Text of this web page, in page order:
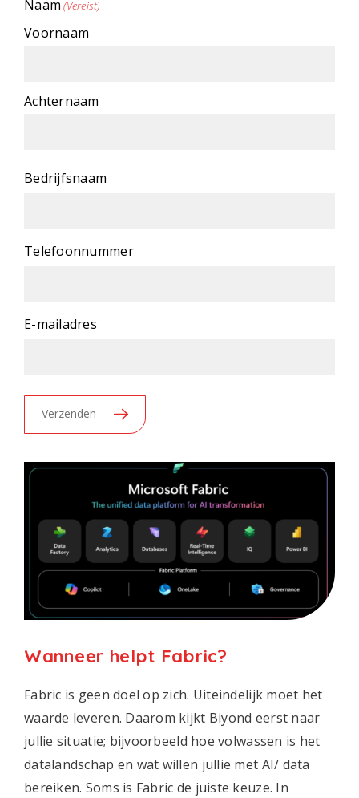
Naam (Vereist)
Voornaam
Achternaam
Bedrijfsnaam
Telefoonnummer
E-mailadres
Verzenden
Wanneer helpt Fabric?
Fabric is geen doel op zich. Uiteindelijk moet het
waarde leveren. Daarom kijkt Biyond eerst naar
jullie situatie; bijvoorbeeld hoe volwassen is het
datalandschap en wat willen jullie met AI/ data
bereiken. Soms is Fabric de juiste keuze. In